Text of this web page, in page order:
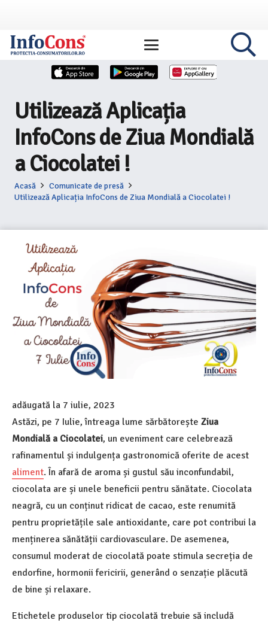
Utilizează Aplicația
InfoCons de Ziua Mondială
a Ciocolatei !
Acasă
Comunicate de presă
Utilizează Aplicația InfoCons de Ziua Mondială a Ciocolatei !
adăugată la 7 iulie, 2023
Astăzi, pe 7 Iulie, întreaga lume sărbătorește Ziua
Mondială a Ciocolatei, un eveniment care celebrează
rafinamentul și indulgența gastronomică oferite de acest
aliment. În afară de aroma și gustul său inconfundabil,
ciocolata are și unele beneficii pentru sănătate. Ciocolata
neagră, cu un conținut ridicat de cacao, este renumită
pentru proprietățile sale antioxidante, care pot contribui la
menținerea sănătății cardiovasculare. De asemenea,
consumul moderat de ciocolată poate stimula secreția de
endorfine, hormonii fericirii, generând o senzație plăcută
de bine și relaxare.
Etichetele produselor tip ciocolată trebuie să includă